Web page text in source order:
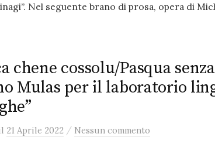
Nel seguente brano di prosa, opera di
chene cossolu/Pasqua
Mulas per il laboratorio
21 Aprile 2022 / Nessun commento